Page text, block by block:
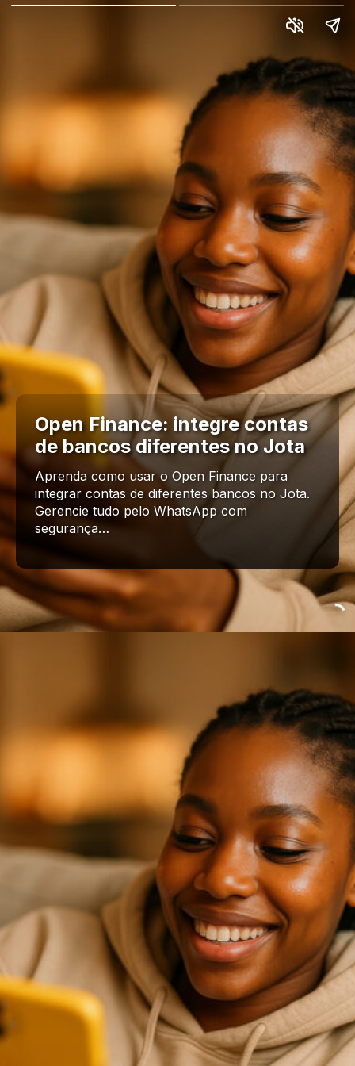
Open Finance: integre contas
de bancos diferentes no Jota
Aprenda como usar o Open Finance para
integrar contas de diferentes bancos no Jota.
Gerencie tudo pelo WhatsApp com
segurança…